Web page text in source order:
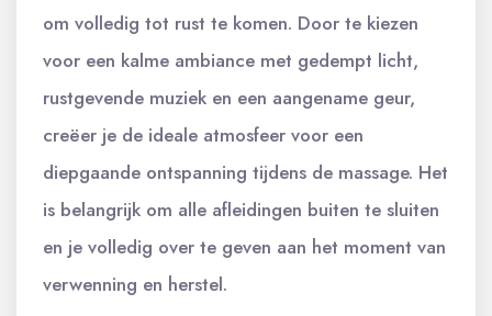
om volledig tot rust te komen. Door te kiezen
voor een kalme ambiance met gedempt licht,
rustgevende muziek en een aangename geur,
creëer je de ideale atmosfeer voor een
diepgaande ontspanning tijdens de massage. Het
is belangrijk om alle afleidingen buiten te sluiten
en je volledig over te geven aan het moment van
verwenning en herstel.